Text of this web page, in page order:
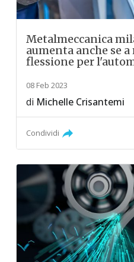
Metalmeccanica
aumenta anche se
flessione per
08 Feb 2023
di Michelle Crisantemi
Condividi